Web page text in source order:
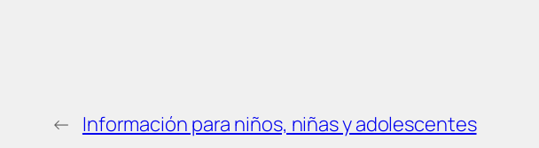
← Información para niños, niñas y adolescentes